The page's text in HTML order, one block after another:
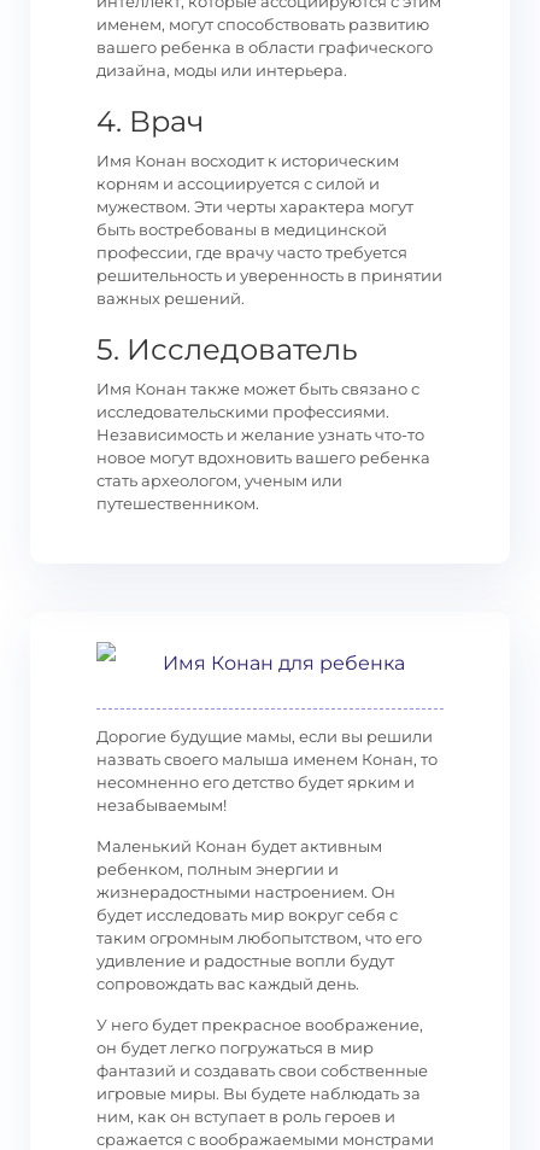
именем, могут способствовать развитию
вашего ребенка в области графического
дизайна, моды или интерьера.
4. Врач
Имя Конан восходит к историческим
корням и ассоциируется с силой и
мужеством. Эти черты характера могут
быть востребованы в медицинской
профессии, где врачу часто требуется
решительность и уверенность в принятии
важных решений.
5. Исследователь
Имя Конан также может быть связано с
исследовательскими профессиями.
Независимость и желание узнать что-то
новое могут вдохновить вашего ребенка
стать археологом, ученым или
путешественником.
Имя Конан для ребенка
Дорогие будущие мамы, если вы решили
назвать своего малыша именем Конан, то
несомненно его детство будет ярким и
незабываемым!
Маленький Конан будет активным
ребенком, полным энергии и
жизнерадостными настроением. Он
будет исследовать мир вокруг себя с
таким огромным любопытством, что его
удивление и радостные вопли будут
сопровождать вас каждый день.
У него будет прекрасное воображение,
он будет легко погружаться в мир
фантазий и создавать свои собственные
игровые миры. Вы будете наблюдать за
ним, как он вступает в роль героев и
сражается с воображаемыми монстрами